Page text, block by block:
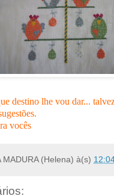
destino lhe vou dar...
vocês
MADURA (Helena) à(s)